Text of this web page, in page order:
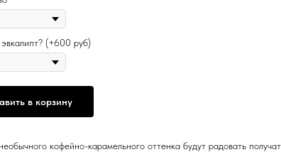
(+600 руб)
в корзину
кофейно-карамельного оттенка будут радовать